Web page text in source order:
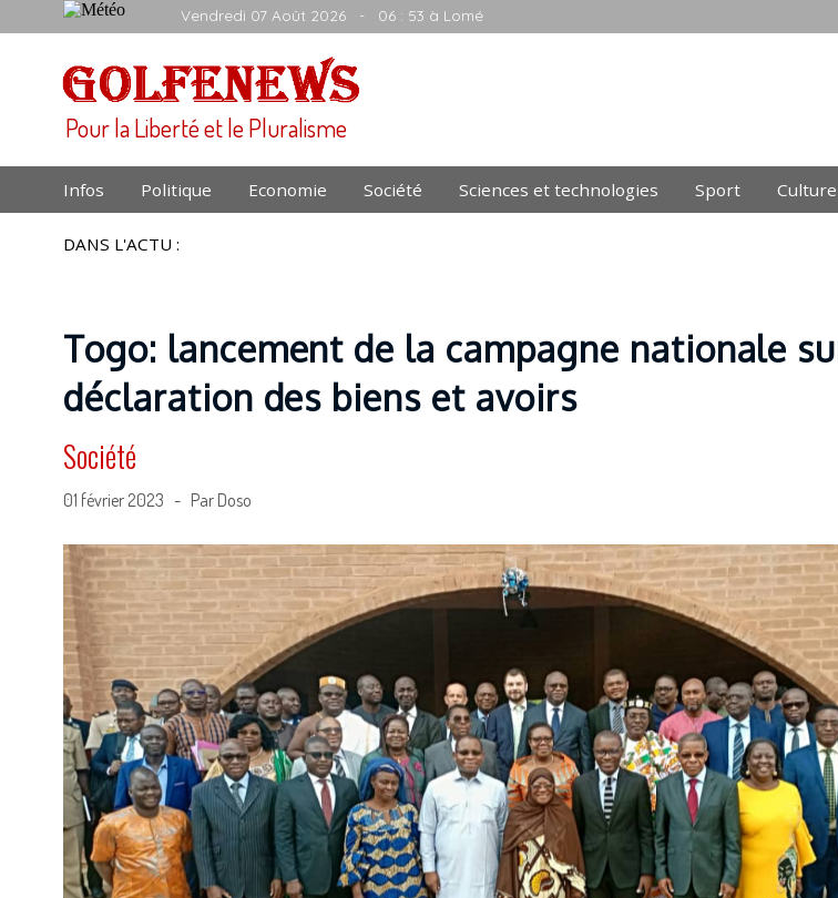
Vendredi 07 Août 2026 - 06 : 53 à Lomé
Pour la Liberté et le Pluralisme
Infos Politique Economie Société Sciences et technologies Sport Culture
DANS L'ACTU :
Togo: lancement de la campagne nationale
déclaration des biens et avoirs
Société
01 février 2023 - Par Doso